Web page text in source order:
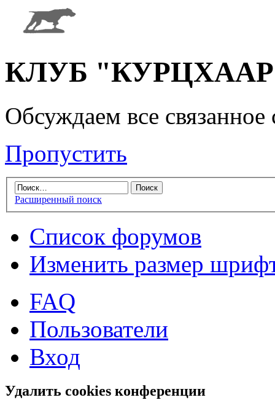
КЛУБ "КУРЦХААР"
Обсуждаем все
Пропустить
Расширенный поиск
Список форумов
Изменить размер
FAQ
Пользователи
Вход
Удалить cookies конференции